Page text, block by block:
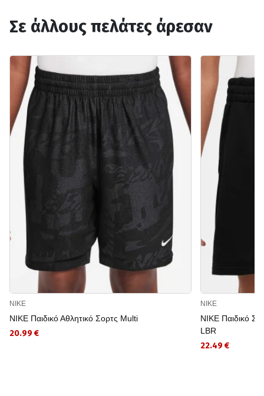
Σε άλλους πελάτες άρεσαν
NIKE
NIKE Παιδικό Αθλητικό Σορτς Multi
20.99 €
NIKE
NIKE Παιδικό
LBR
22.49 €